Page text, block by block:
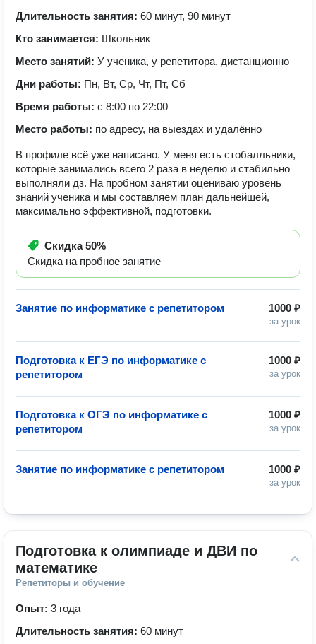
Длительность занятия: 60 минут, 90 минут
Кто занимается: Школьник
Место занятий: У ученика, у репетитора, дистанционно
Дни работы: Пн, Вт, Ср, Чт, Пт, Сб
Время работы: с 8:00 по 22:00
Место работы: по адресу, на выездах и удалённо
В профиле всё уже написано. У меня есть стобалльники,
которые занимались всего 2 раза в неделю и стабильно
выполняли дз. На пробном занятии оцениваю уровень
знаний ученика и мы составляем план дальнейшей,
максимально эффективной, подготовки.
Скидка50%
Скидка на пробное занятие
1000 ₽
за урок
Занятие по информатике с репетитором
1000 ₽
за урок
Подготовка к ЕГЭ по информатике с
репетитором
1000 ₽
за урок
Подготовка к ОГЭ по информатике с
репетитором
1000 ₽
за урок
Занятие по информатике с репетитором
Подготовка к олимпиаде и ДВИ по
математике
Репетиторы и обучение
Опыт: 3 года
Длительность занятия: 60 минут